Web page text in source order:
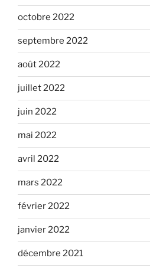
octobre 2022
septembre 2022
août 2022
juillet 2022
juin 2022
mai 2022
avril 2022
mars 2022
février 2022
janvier 2022
décembre 2021